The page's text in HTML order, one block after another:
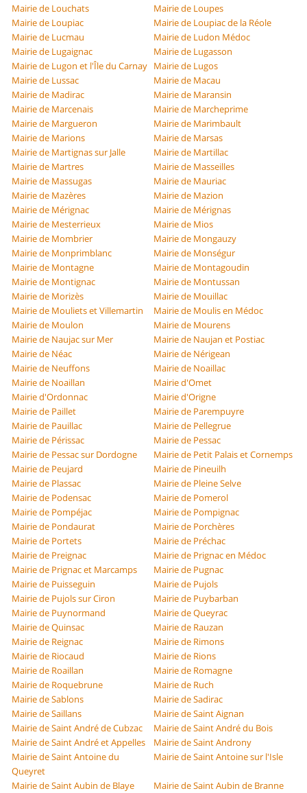
Mairie de Louchats
Mairie de Loupes
Mairie de Loupiac
Mairie de Loupiac de la Réole
Mairie de Lucmau
Mairie de Ludon Médoc
Mairie de Lugaignac
Mairie de Lugasson
Mairie de Lugon et l'Île du Carnay Mairie de Lugos
Mairie de Lussac
Mairie de Macau
Mairie de Madirac
Mairie de Maransin
Mairie de Marcenais
Mairie de Marcheprime
Mairie de Margueron
Mairie de Marimbault
Mairie de Marions
Mairie de Marsas
Mairie de Martignas sur Jalle
Mairie de Martillac
Mairie de Martres
Mairie de Masseilles
Mairie de Massugas
Mairie de Mauriac
Mairie de Mazères
Mairie de Mazion
Mairie de Mérignac
Mairie de Mérignas
Mairie de Mesterrieux
Mairie de Mios
Mairie de Mombrier
Mairie de Mongauzy
Mairie de Monprimblanc
Mairie de Monségur
Mairie de Montagne
Mairie de Montagoudin
Mairie de Montignac
Mairie de Montussan
Mairie de Morizès
Mairie de Mouillac
Mairie de Mouliets et Villemartin
Mairie de Moulis en Médoc
Mairie de Moulon
Mairie de Mourens
Mairie de Naujac sur Mer
Mairie de Naujan et Postiac
Mairie de Néac
Mairie de Nérigean
Mairie de Neuffons
Mairie de Noaillac
Mairie de Noaillan
Mairie d'Omet
Mairie d'Ordonnac
Mairie d'Origne
Mairie de Paillet
Mairie de Parempuyre
Mairie de Pauillac
Mairie de Pellegrue
Mairie de Périssac
Mairie de Pessac
Mairie de Pessac sur Dordogne
Mairie de Petit Palais et Cornemps
Mairie de Peujard
Mairie de Pineuilh
Mairie de Plassac
Mairie de Pleine Selve
Mairie de Podensac
Mairie de Pomerol
Mairie de Pompéjac
Mairie de Pompignac
Mairie de Pondaurat
Mairie de Porchères
Mairie de Portets
Mairie de Préchac
Mairie de Preignac
Mairie de Prignac en Médoc
Mairie de Prignac et Marcamps
Mairie de Pugnac
Mairie de Puisseguin
Mairie de Pujols
Mairie de Pujols sur Ciron
Mairie de Puybarban
Mairie de Puynormand
Mairie de Queyrac
Mairie de Quinsac
Mairie de Rauzan
Mairie de Reignac
Mairie de Rimons
Mairie de Riocaud
Mairie de Rions
Mairie de Roaillan
Mairie de Romagne
Mairie de Roquebrune
Mairie de Ruch
Mairie de Sablons
Mairie de Sadirac
Mairie de Saillans
Mairie de Saint Aignan
Mairie de Saint André de Cubzac
Mairie de Saint André du Bois
Mairie de Saint André et Appelles
Mairie de Saint Androny
Mairie de Saint Antoine du
Queyret
Mairie de Saint Antoine sur l'Isle
Mairie de Saint Aubin de Blaye
Mairie de Saint Aubin de Branne